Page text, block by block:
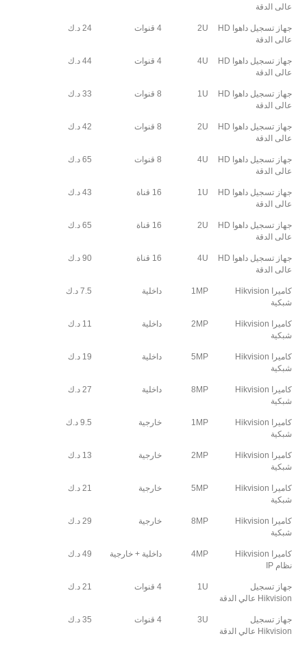
عالى الدقة
جهاز تسجيل داهوا HD
عالى الدقة
2U 4 قنوات 24 د.ك
جهاز تسجيل داهوا HD
عالى الدقة
4U 4 قنوات 44 د.ك
جهاز تسجيل داهوا HD
عالى الدقة
1U 8 قنوات 33 د.ك
جهاز تسجيل داهوا HD
عالى الدقة
2U 8 قنوات 42 د.ك
جهاز تسجيل داهوا HD
عالى الدقة
4U 8 قنوات 65 د.ك
جهاز تسجيل داهوا HD
عالى الدقة
1U 16 قناة 43 د.ك
جهاز تسجيل داهوا HD
عالى الدقة
2U 16 قناة 65 د.ك
جهاز تسجيل داهوا HD
عالى الدقة
4U 16 قناة 90 د.ك
كاميرا Hikvision
شبكية
1MP داخلية 7.5 د.ك
كاميرا Hikvision
شبكية
2MP داخلية 11 د.ك
كاميرا Hikvision
شبكية
5MP داخلية 19 د.ك
كاميرا Hikvision
شبكية
8MP داخلية 27 د.ك
كاميرا Hikvision
شبكية
1MP خارجية 9.5 د.ك
كاميرا Hikvision
شبكية
2MP خارجية 13 د.ك
كاميرا Hikvision
شبكية
5MP خارجية 21 د.ك
كاميرا Hikvision
شبكية
8MP خارجية 29 د.ك
كاميرا Hikvision
نظام IP
4MP داخلية + خارجية 49 د.ك
جهاز تسجيل
Hikvision عالي الدقة
1U 4 قنوات 21 د.ك
جهاز تسجيل
Hikvision عالي الدقة
3U 4 قنوات 35 د.ك